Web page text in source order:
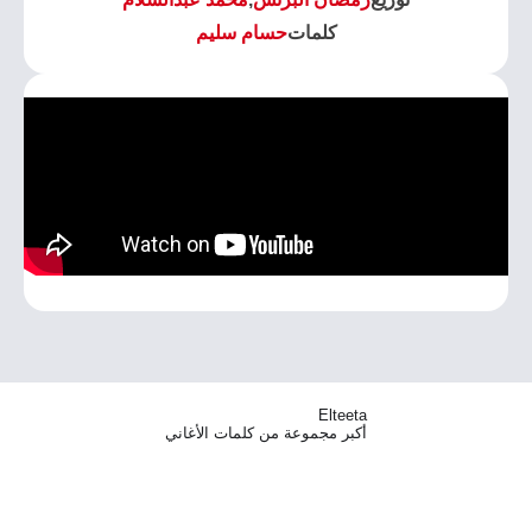
كلماتحسام سليم
Elteeta
أكبر مجموعة من كلمات الأغاني